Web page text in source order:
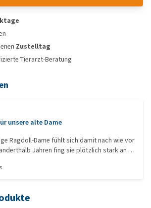
Zustelltag
Tierarzt-Beratung
unsere alte Dame
Ragdoll-Dame fühlt sich damit nach wie vor
Jahren fing sie plötzlich stark an zu
Cat bekommt, hat sie wieder ein